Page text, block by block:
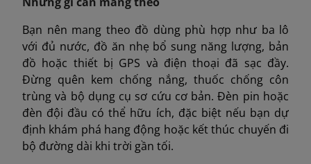
Bạn nên mang theo đồ dùng phù hợp như ba lô
với đủ nước, đồ ăn nhẹ bổ sung năng lượng, bản
đồ hoặc thiết bị GPS và điện thoại đã sạc đầy.
Đừng quên kem chống nắng, thuốc chống côn
trùng và bộ dụng cụ sơ cứu cơ bản. Đèn pin hoặc
đèn đội đầu có thể hữu ích, đặc biệt nếu bạn dự
định khám phá hang động hoặc kết thúc chuyến đi
bộ đường dài khi trời gần tối.